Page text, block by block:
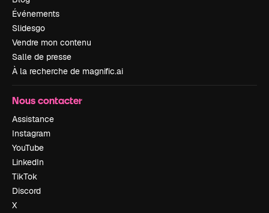
Événements
Slidesgo
Vendre mon contenu
Salle de presse
À la recherche de magnific.ai
Nous contacter
Assistance
Instagram
YouTube
LinkedIn
TikTok
Discord
X